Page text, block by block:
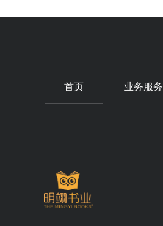
首页 业务服务